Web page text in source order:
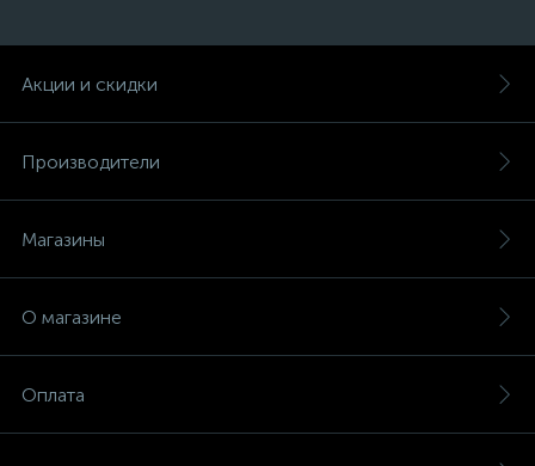
Акции и скидки
Производители
Магазины
О магазине
Оплата